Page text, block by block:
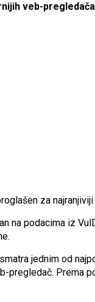
veb-
za
na podacima iz
jednim od
pregledač. Prema